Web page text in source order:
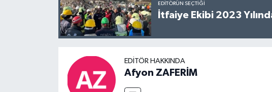
EDITÖRÜN SEÇTIĞI
İtfaiye Ekibi 2023
EDITÖR HAKKINDA
Afyon ZAFERİM